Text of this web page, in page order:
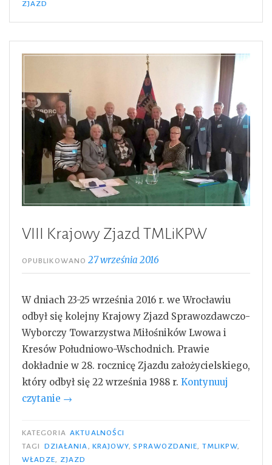
ZJAZD
VIII Krajowy Zjazd TMLiKPW
OPUBLIKOWANO27 września 2016
W dniach 23-25 września 2016 r. we Wrocławiu
odbył się kolejny Krajowy Zjazd Sprawozdawczo-
Wyborczy Towarzystwa Miłośników Lwowa i
Kresów Południowo-Wschodnich. Prawie
dokładnie w 28. rocznicę Zjazdu założycielskiego,
który odbył się 22 września 1988 r. Kontynuuj
czytanie „VIII
Zjazd
TMLiKPW”
→
KATEGORIA AKTUALNOŚCI
TAGI
DZIAŁANIA, KRAJOWY,SPRAWOZDANIE, TMLIKPW,
WŁADZE, ZJAZD